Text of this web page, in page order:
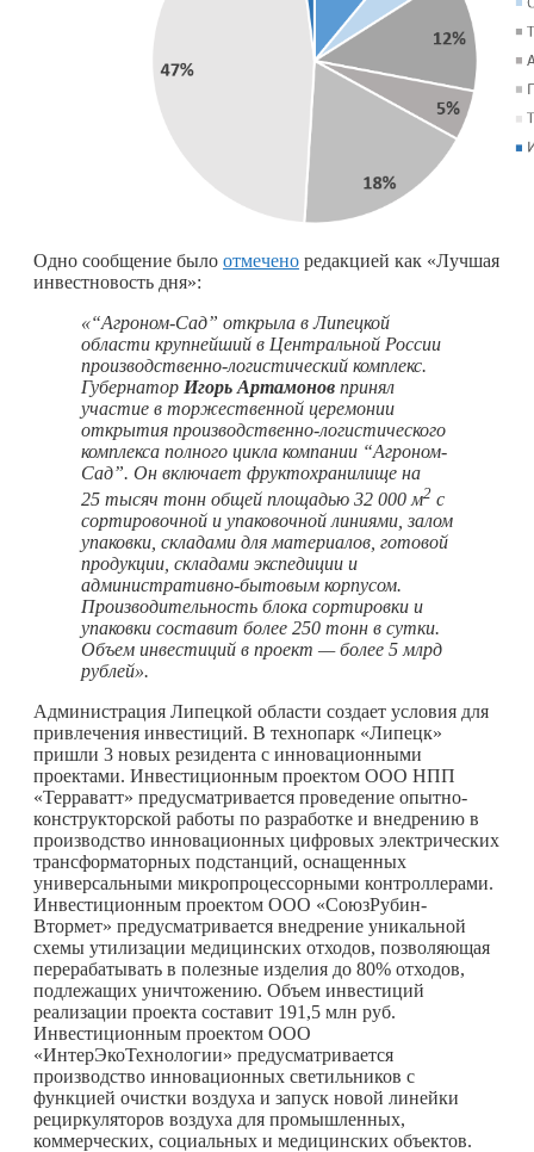
Одно сообщение было отмечено редакцией как «Лучшая
инвестновость дня»:
«“Агроном-Сад” открыла в Липецкой
области крупнейший в Центральной России
производственно-логистический комплекс.
Губернатор Игорь Артамонов принял
участие в торжественной церемонии
открытия производственно-логистического
комплекса полного цикла компании “Агроном-
Сад”. Он включает фруктохранилище на
25 тысяч тонн общей площадью 32 000 м2 с
сортировочной и упаковочной линиями, залом
упаковки, складами для материалов, готовой
продукции, складами экспедиции и
административно-бытовым корпусом.
Производительность блока сортировки и
упаковки составит более 250 тонн в сутки.
Объем инвестиций в проект — более 5 млрд
рублей».
Администрация Липецкой области создает условия для
привлечения инвестиций. В технопарк «Липецк»
пришли 3 новых резидента с инновационными
проектами. Инвестиционным проектом ООО НПП
«Терраватт» предусматривается проведение опытно-
конструкторской работы по разработке и внедрению в
производство инновационных цифровых электрических
трансформаторных подстанций, оснащенных
универсальными микропроцессорными контроллерами.
Инвестиционным проектом ООО «СоюзРубин-
Втормет» предусматривается внедрение уникальной
схемы утилизации медицинских отходов, позволяющая
перерабатывать в полезные изделия до 80% отходов,
подлежащих уничтожению. Объем инвестиций
реализации проекта составит 191,5 млн руб.
Инвестиционным проектом ООО
«ИнтерЭкоТехнологии» предусматривается
производство инновационных светильников с
функцией очистки воздуха и запуск новой линейки
рециркуляторов воздуха для промышленных,
коммерческих, социальных и медицинских объектов.